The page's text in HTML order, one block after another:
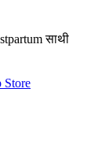
साथी
Store